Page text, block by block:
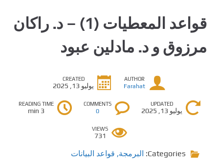
قواعد المعطيات (1) – د. راكان
مرزوق و د. مادلين عبود
AUTHOR
Farahat
CREATED
يوليو 13, 2025
UPDATED
يوليو 13, 2025
COMMENTS
0
READING TIME
3 min
VIEWS
731
Categories: البرمجة, قواعد البيانات